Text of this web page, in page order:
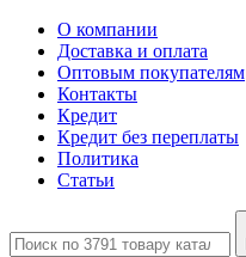
О компании
Доставка и оплата
Оптовым покупателям
Контакты
Кредит
Кредит без переплаты
Политика
Статьи